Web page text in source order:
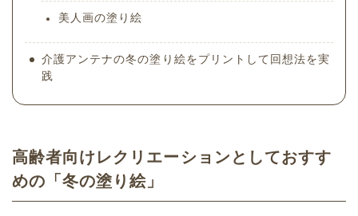
美人画の塗り絵
介護アンテナの冬の塗り絵をプリントして回想法を実
践
高齢者向けレクリエーションとしておすす
めの「冬の塗り絵」